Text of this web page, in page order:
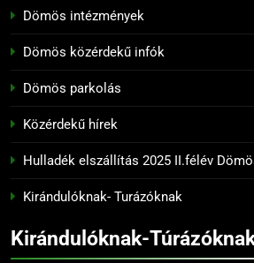
15
Dömös
KIRÁNDULÓKNAK-
17
Dömös intézmények
Dömös közérdekű infók
Dömös parkolás
Közérdekű hírek
Hulladék elszállítás 2025 II.félév
Kirándulóknak- Turázóknak
Kirándulóknak-
2
fontos
3
Rám-szakadék
tippek
KIRÁNDULÓKNAK-